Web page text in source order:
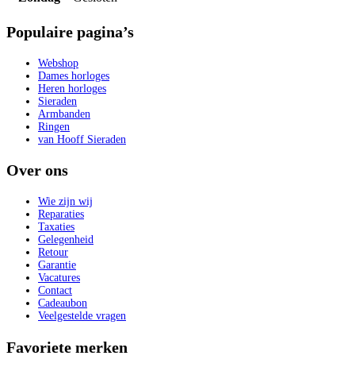
Populaire pagina’s
Webshop
Dames horloges
Heren horloges
Sieraden
Armbanden
Ringen
van Hooff Sieraden
Over ons
Wie zijn wij
Reparaties
Taxaties
Gelegenheid
Retour
Garantie
Vacatures
Contact
Cadeaubon
Veelgestelde vragen
Favoriete merken